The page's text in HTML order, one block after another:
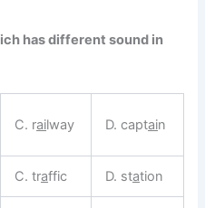
has different sound in
C. railway D. captain
C. traffic D. station